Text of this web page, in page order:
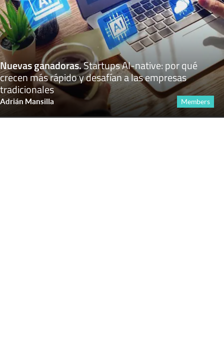
Nuevas ganadoras.Startups AI-native: por qué
crecen más rápido y desafían a las empresas
tradicionales
Adrián Mansilla Members